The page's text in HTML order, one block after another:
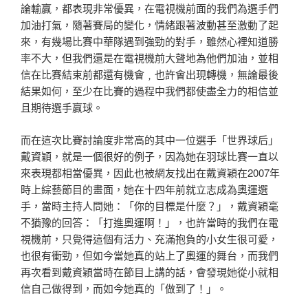
論輸贏，都表現非常優異，在電視機前面的我們為選手們
加油打氣，隨著賽局的變化，情緒跟著波動甚至激動了起
來，有幾場比賽中華隊遇到強勁的對手，雖然心裡知道勝
率不大，但我們還是在電視機前大聲地為他們加油，並相
信在比賽結束前都還有機會﹐也許會出現轉機，無論最後
結果如何，至少在比賽的過程中我們都使盡全力的相信並
且期待選手贏球。
而在這次比賽討論度非常高的其中一位選手「世界球后」
戴資穎，就是一個很好的例子，因為她在羽球比賽一直以
來表現都相當優異，因此也被網友找出在戴資穎在2007年
時上綜藝節目的畫面，她在十四年前就立志成為奧運選
手，當時主持人問她：「你的目標是什麼？」，戴資穎毫
不猶豫的回答：「打進奧運啊！」，也許當時的我們在電
視機前，只覺得這個有活力、充滿抱負的小女生很可愛，
也很有衝勁，但如今當她真的站上了奧運的舞台，而我們
再次看到戴資穎當時在節目上講的話，會發現她從小就相
信自己做得到，而如今她真的「做到了！」。